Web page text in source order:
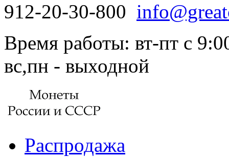
912-20-30-800
Время работы: вт-пт с
вс,пн - выходной
Распродажа